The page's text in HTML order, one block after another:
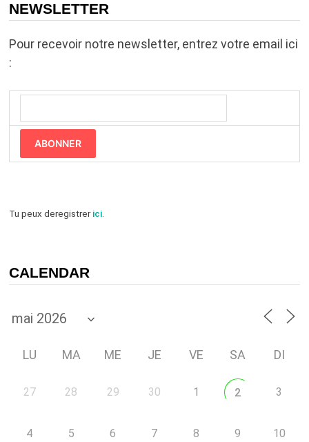
NEWSLETTER
Pour recevoir notre newsletter, entrez votre email ici
:
ABONNER
Tu peux deregistrerici.
CALENDAR
LU MA ME JE VE SA DI
27 28 29 30 1 2 3
4 5 6 7 8 9 10